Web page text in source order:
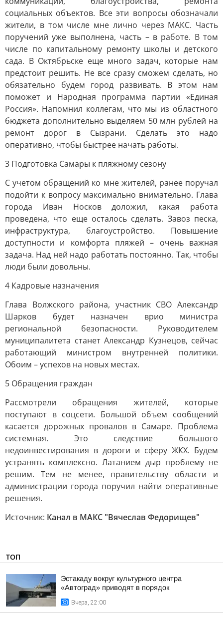
социальных объектов. Все эти вопросы обозначали
жители, в том числе мне лично через МАКС. Часть
поручений уже выполнена, часть – в работе. В том
числе по капитальному ремонту школы и детского
сада. В Октябрьске еще много задач, которые нам
предстоит решить. Не все сразу сможем сделать, но
обязательно будем город развивать. В этом нам
поможет и Народная программа партии «Единая
Россия». Напомнил коллегам, что мы из областного
бюджета дополнительно выделяем 50 млн рублей на
ремонт дорог в Сызрани. Сделать это надо
оперативно, чтобы быстрее начать работы.
3 Подготовка Самары к пляжному сезону
С учетом обращений ко мне жителей, ранее поручал
подойти к вопросу максимально внимательно. Глава
города Иван Носков доложил, какая работа
проведена, что еще осталось сделать. Завоз песка,
инфраструктура, благоустройство. Повышение
доступности и комфорта пляжей – очень важная
задача. Над ней надо работать постоянно. Так, чтобы
люди были довольны.
4 Кадровые назначения
Глава Волжского района, участник СВО Александр
Шарков будет назначен врио министра
региональной безопасности. Руководителем
муниципалитета станет Александр Кузнецов, сейчас
работающий министром внутренней политики.
Обоим – успехов на новых местах.
5 Обращения граждан
Рассмотрели обращения жителей, которые
поступают в соцсети. Большой объем сообщений
касается дорожных провалов в Самаре. Проблема
системная. Это следствие большого
недоинвестирования в дороги и сферу ЖКХ. Будем
устранять комплексно. Латанием дыр проблему не
решим. Тем не менее, правительству области и
администрации города поручил найти оперативные
решения.
Источник: Канал в МАКС "Вячеслав Федорищев"
ТОП
Эстакаду вокруг культурного центра
«Автоград» приводят в порядок
Вчера, 22:00